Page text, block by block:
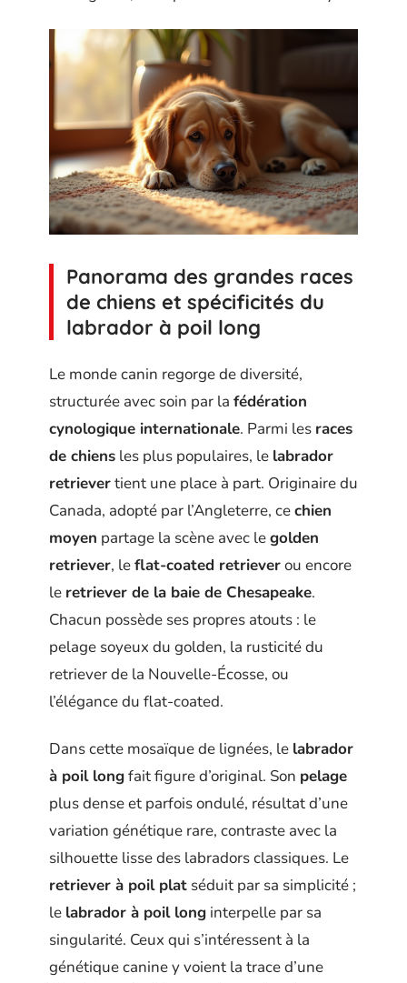
Panorama des grandes races
de chiens et spécificités du
labrador à poil long
Le monde canin regorge de diversité,
structurée avec soin par la fédération
cynologique internationale. Parmi les races
de chiens les plus populaires, le labrador
retrievertient une place à part. Originaire du
Canada, adopté par l’Angleterre, cechien
moyen partage la scène avec legolden
retriever, leflat-coated retrieverou encore
le retriever de la baie de Chesapeake.
Chacun possède ses propres atouts : le
pelage soyeux du golden, la rusticité du
retriever de la Nouvelle-Écosse, ou
l’élégance du flat-coated.
Dans cette mosaïque de lignées, le labrador
à poil longfait figure d’original. Son pelage
plus dense et parfois ondulé, résultat d’une
variation génétique rare, contraste avec la
silhouette lisse des labradors classiques. Le
retriever à poil plat séduit par sa simplicité ;
le labrador à poil long interpelle par sa
singularité. Ceux qui s’intéressent à la
génétique canine y voient la trace d’une